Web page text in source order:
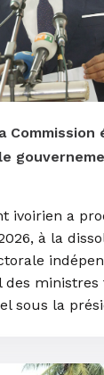
Commission
ivoirien a
à la
des
sous la